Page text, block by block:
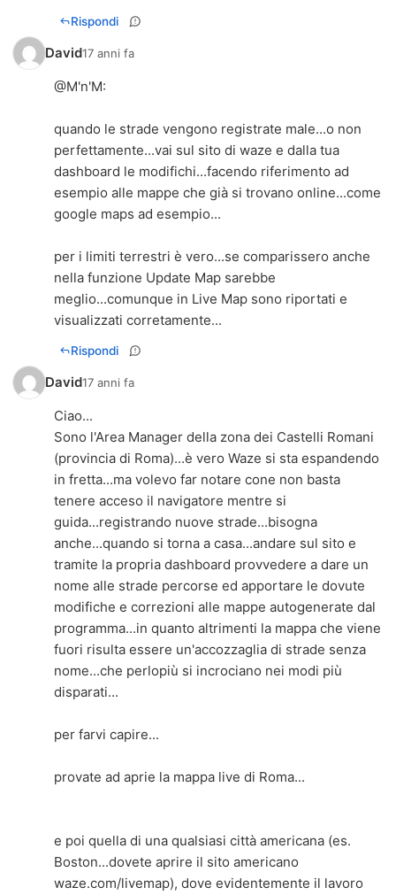
Rispondi
David17 anni fa
@M'n'M:
quando le strade vengono registrate male...o non
perfettamente...vai sul sito di waze e dalla tua
dashboard le modifichi...facendo riferimento ad
esempio alle mappe che già si trovano online...come
google maps ad esempio...
per i limiti terrestri è vero...se comparissero anche
nella funzione Update Map sarebbe
meglio...comunque in Live Map sono riportati e
visualizzati corretamente...
Rispondi
David17 anni fa
Ciao...
Sono l'Area Manager della zona dei Castelli Romani
(provincia di Roma)...è vero Waze si sta espandendo
in fretta...ma volevo far notare cone non basta
tenere acceso il navigatore mentre si
guida...registrando nuove strade...bisogna
anche...quando si torna a casa...andare sul sito e
tramite la propria dashboard provvedere a dare un
nome alle strade percorse ed apportare le dovute
modifiche e correzioni alle mappe autogenerate dal
programma...in quanto altrimenti la mappa che viene
fuori risulta essere un'accozzaglia di strade senza
nome...che perlopiù si incrociano nei modi più
disparati...
per farvi capire...
provate ad aprie la mappa live di Roma...
e poi quella di una qualsiasi città americana (es.
Boston...dovete aprire il sito americano
waze.com/livemap), dove evidentemente il lavoro